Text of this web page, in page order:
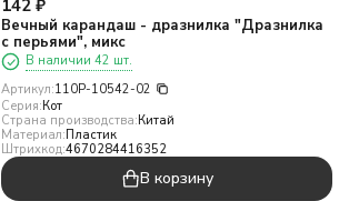
142 ₽
Вечный карандаш - дразнилка "Дразнилка
с перьями", микс
В наличии 42 шт.
Артикул:110P-10542-02
Серия:Кот
Страна производства:Китай
Материал:Пластик
Штрихкод:4670284416352
В корзину